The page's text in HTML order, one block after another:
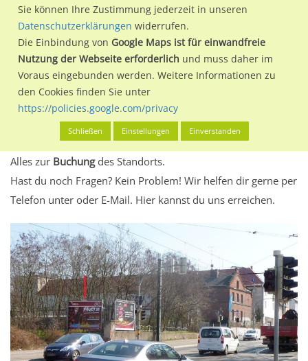
Landeshauptstadt.
Wir erheben für jede unserer Werbeflächen individuelle und
aktuelleStandortinformationenundLeistungswerte. Damit
kannst du dich schon vor der Buchung im Detail über den
Standort, seine Reichweite und Werbewirkung sowie
eventuelle Beschränkungen in den zugelassenen
Werbeinhalten informieren.
Alles klar? Dann findest du direkt im unteren Teil dieser Seite
Alles zur Buchungdes Standorts.
Hast du noch Fragen? Kein Problem! Wir helfen dir gerne per
Telefon unter oder E-Mail. Hier kannst du uns erreichen.
Sie können Ihre Zustimmung jederzeit in unseren
Datenschutzerklärungen widerrufen.
Die Einbindung von Google Maps ist für einwandfreie
Nutzung der Webseite erforderlich und muss daher im
Voraus eingebunden werden. Weitere Informationen zu
den Cookies finden Sie unter
https://policies.google.com/privacy
Schließen Einstellungen Einverstanden